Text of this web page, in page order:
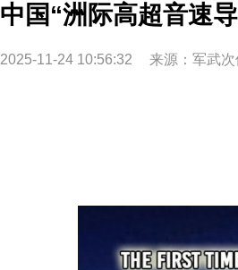
中国“洲际高超音速
2025-11-24 10:56:32 来源：军武次